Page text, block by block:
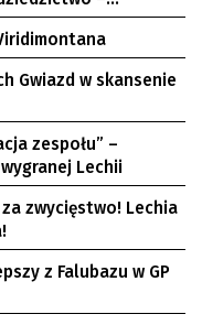
Gwiazd w skansenie
zespołu” –
Lechii
zwycięstwo! Lechia
z Falubazu w GP